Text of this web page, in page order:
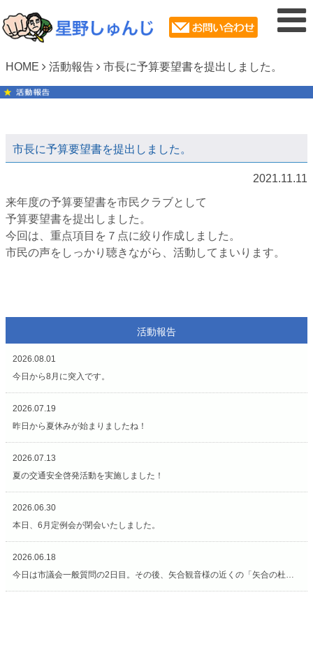
HOME 活動報告 市長に予算要望書を提出しました。
市長に予算要望書を提出しました。
2021.11.11
来年度の予算要望書を市民クラブとして
予算要望書を提出しました。
今回は、重点項目を７点に絞り作成しました。
市民の声をしっかり聴きながら、活動してまいります。
活動報告
2026.08.01
今日から8月に突入です。
2026.07.19
昨日から夏休みが始まりましたね！
2026.07.13
夏の交通安全啓発活動を実施しました！
2026.06.30
本日、6月定例会が閉会いたしました。
2026.06.18
今日は市議会一般質問の2日目。その後、矢合観音様の近くの「矢合の杜」へ。